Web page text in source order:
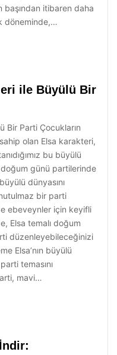
başından itibaren daha
döneminde,…
ile Büyülü Bir
Bir Parti Çocukların
olan Elsa karakteri,
bu büyülü
doğum günü partilerinde
dünyasını
bir parti
ebeveynler için keyifli
Elsa temalı doğum
düzenleyebileceğinizi
Elsa’nın büyülü
temasını
mavi…